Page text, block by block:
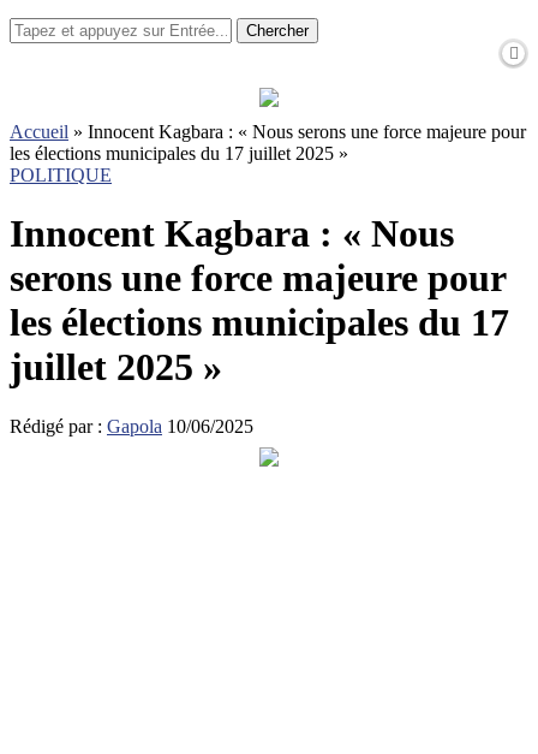
Chercher
Accueil » Innocent Kagbara : « Nous serons une force majeure pour
les élections municipales du 17 juillet 2025 »
POLITIQUE
Innocent Kagbara : « Nous
serons une force majeure pour
les élections municipales du 17
juillet 2025 »
Rédigé par : Gapola 10/06/2025